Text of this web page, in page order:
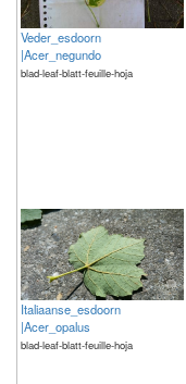
Veder_esdoorn
|Acer_negundo
blad-leaf-blatt-feuille-hoja
Italiaanse_esdoorn
|Acer_opalus
blad-leaf-blatt-feuille-hoja